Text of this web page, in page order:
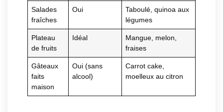
Salades
fraîches
Oui
Taboulé, quinoa aux
légumes
Plateau
de fruits
Idéal
Mangue, melon,
fraises
Gâteaux
faits
maison
Oui (sans
alcool)
Carrot cake,
moelleux au citron